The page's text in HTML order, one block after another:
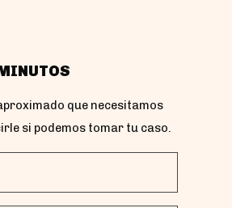
que necesitamos
si podemos tomar tu caso.